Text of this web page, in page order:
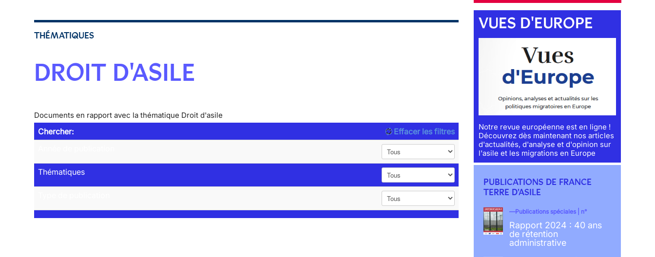
THÉMATIQUES
DROIT D'ASILE
Documents en rapport avec la thématique Droit d'asile
Chercher:
Effacer les filtres
Thématiques
VUES D'EUROPE
Notre revue européenne est en ligne !
Découvrez dès maintenant nos articles
d'actualités, d'analyse et d'opinion sur
l'asile et les migrations en Europe
PUBLICATIONS DE FRANCE
TERRE D'ASILE
Publications spéciales | n°
Rapport 2024 : 40 ans
de rétention
administrative